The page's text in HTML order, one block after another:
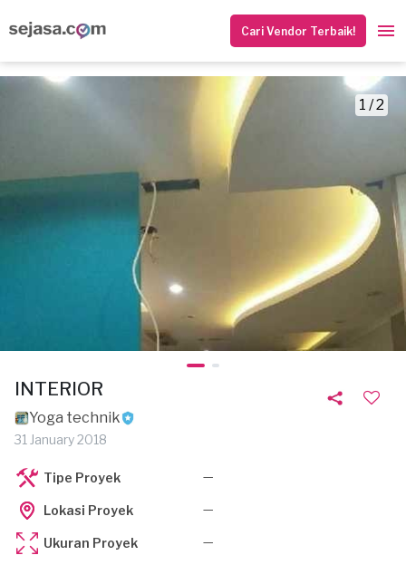
Cari Vendor Terbaik!
1 / 2
INTERIOR
Yoga technik
31 January 2018
Tipe Proyek —
Lokasi Proyek —
Ukuran Proyek —